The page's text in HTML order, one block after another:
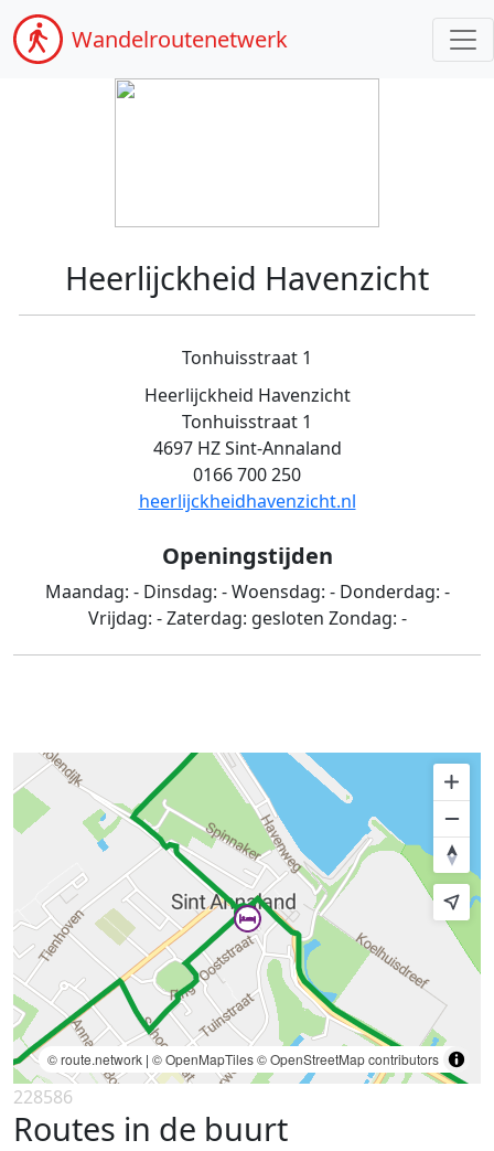
Wandelroutenetwerk
Heerlijckheid Havenzicht
Tonhuisstraat 1
Heerlijckheid Havenzicht
Tonhuisstraat 1
4697 HZ Sint-Annaland
0166 700 250
heerlijckheidhavenzicht.nl
Openingstijden
Maandag: - Dinsdag: -Woensdag: - Donderdag: -
Vrijdag: -Zaterdag: gesloten Zondag: -
© route.network | © OpenMapTiles© OpenStreetMap contributors
228586
Routes in de buurt